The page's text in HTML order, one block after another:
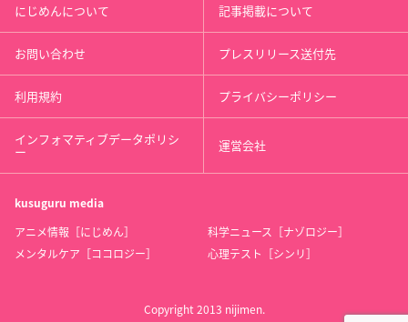
にじめんについて 記事掲載について
お問い合わせ プレスリリース送付先
利用規約 プライバシーポリシー
インフォマティブデータポリシ
ー 運営会社
kusuguru media
アニメ情報［にじめん］
科学ニュース［ナゾロジー］
メンタルケア［ココロジー］
心理テスト［シンリ］
Copyright 2013 nijimen.